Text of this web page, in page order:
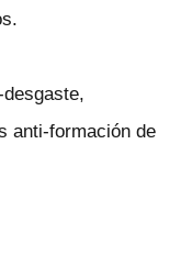
anti-formación de